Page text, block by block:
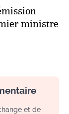
ministre
et de